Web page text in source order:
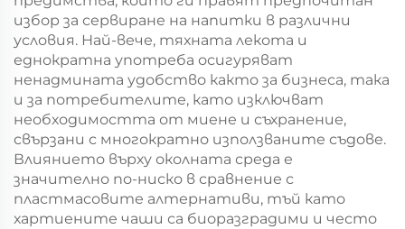
Кристемас, упаковка
за транспорт на
храна
Кристемас,
пластмасова
упаковка за
хранителни
продукти и
избор за сервиране на напитки в различни
условия. Най-вече, тяхната лекота и
еднократна употреба осигуряват
ненадмината удобство както за бизнеса, така
и за потребителите, като изключват
необходимостта от миене и съхранение,
свързани с многократно използваните съдове.
Влиянието върху околната среда е
значително по-ниско в сравнение с
пластмасовите алтернативи, тъй като
хартиените чаши са биоразградими и често